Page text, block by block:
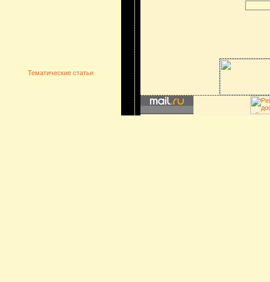
Тематические статьи